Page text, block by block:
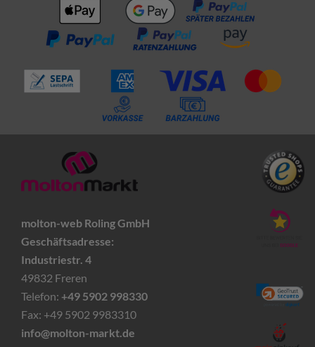
molton-web Roling GmbH
Geschäftsadresse:
Industriestr. 4
49832 Freren
Telefon: +49 5902 998330
Fax: +49 5902 9983310
info@molton-markt.de